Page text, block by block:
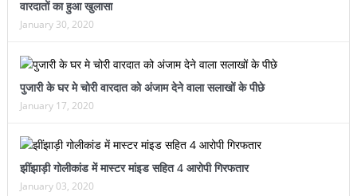
वारदातों का हुआ खुलासा
January 30, 2020
पुजारी के घर मे चोरी वारदात को अंजाम देने वाला सलाखों के पीछे
January 17, 2020
झींझाड़ी गोलीकांड में मास्टर मांइड सहित 4 आरोपी गिरफतार
January 03, 2020